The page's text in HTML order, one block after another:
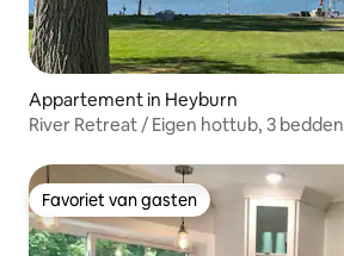
Appartement in Heyburn
River Retreat / Eigen hottub, 3 bedden
Favoriet van gasten
Favoriet van gasten